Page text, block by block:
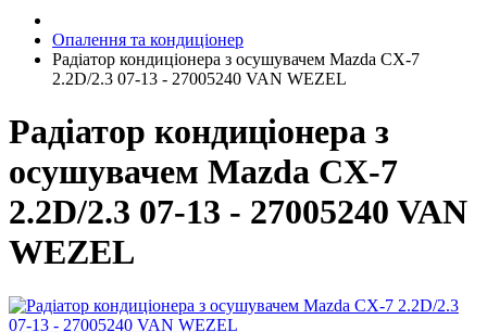
Опалення та кондиціонер
Радіатор кондиціонера з осушувачем Mazda CX-7
2.2D/2.3 07-13 - 27005240 VAN WEZEL
Радіатор кондиціонера з
осушувачем Mazda CX-7
2.2D/2.3 07-13 - 27005240 VAN
WEZEL